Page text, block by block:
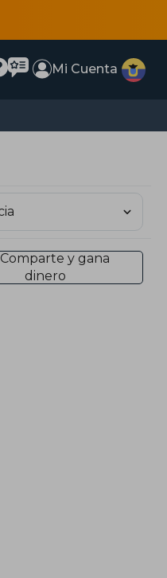
Mi Cuenta
Comparte y gana
dinero